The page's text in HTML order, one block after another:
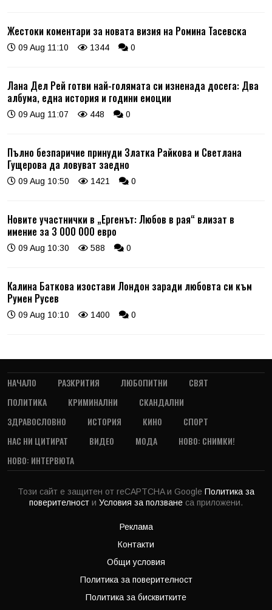
Жестоки коментари за новата визия на Ромина Тасевска
09 Aug 11:10 1344 0
Лана Дел Рей готви най-голямата си изненада досега: Два
албума, една история и години емоции
09 Aug 11:07 448 0
Пълно безпаричие принуди Златка Райкова и Светлана
Гущерова да ловуват заедно
09 Aug 10:50 1421 0
Новите участнички в „Ергенът: Любов в рая“ влизат в
имение за 3 000 000 евро
09 Aug 10:30 588 0
Калина Баткова изостави Лондон заради любовта си към
Румен Русев
09 Aug 10:10 1400 0
НАЧАЛО РАЗКРИТИЯ ЛЮБОПИТНИ
СВЯТ
ПОЛИТИКА
КРИМИНАЛНИ
СКАНДАЛНИ
ЗДРАВОСЛОВНО
ИСТОРИЯ КИНО
СПОРТ
НАС НИ ЦИТИРАТ
ВИДЕО МОДА
НОВО: СНИМКИ!
НОВО: ИНТЕРВЮТА
Този сайт е защитен от reCAPTCHA и Google Политика за
поверителност и Условия за ползване са приложени.
Реклама
Контакти
Общи условия
Политика за поверителност
Политика за бисквитките